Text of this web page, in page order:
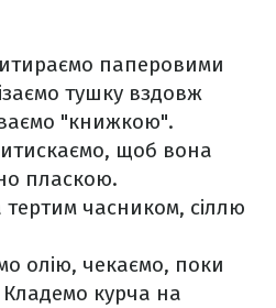
паперовими
тушку вздовж
"книжкою".
щоб вона
пласкою.
часником, сіллю
олію, чекаємо, поки
Кладемо курча на